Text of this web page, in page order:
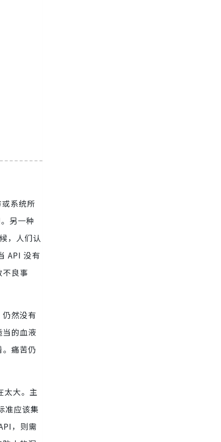
系统所
另一种
，人们认
API 没有
良事
然没有
的血液
痛苦仍
太大。主
准应该集
，则需